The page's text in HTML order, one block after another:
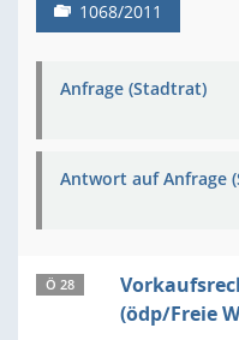
1068/2011
Anfrage (Stadtrat)
Antwort auf Anfrage
Ö 28
(ödp/Freie